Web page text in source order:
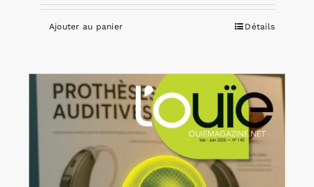
Ajouter au panier Détails